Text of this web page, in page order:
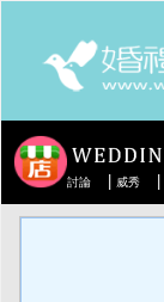
討論 威秀